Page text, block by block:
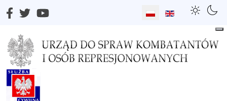
Wybierz swój język